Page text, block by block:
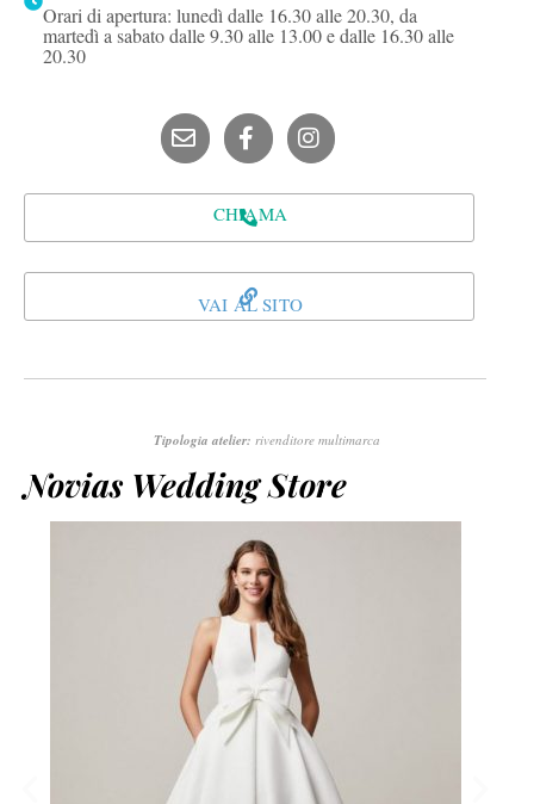
Orari di apertura: lunedì dalle 16.30 alle 20.30, da
martedì a sabato dalle 9.30 alle 13.00 e dalle 16.30 alle
20.30
CHIAMA
VAI AL SITO
Tipologia atelier: rivenditore multimarca
Novias Wedding Store